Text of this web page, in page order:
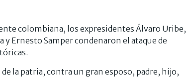
colombiana, los expresidentes Álvaro Uribe,
y Ernesto Samper condenaron el ataque de
la patria, contra un gran esposo, padre, hijo,